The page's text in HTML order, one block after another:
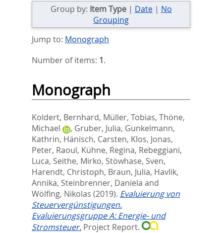
Group by: Item Type| Date| No
Grouping
Jump to: Monograph
Number of items: 1.
Monograph
Koldert, Bernhard, Müller, Tobias, Thöne,
Michael
, Gruber, Julia, Gunkelmann,
Kathrin, Hänisch, Carsten, Klos, Jonas,
Peter, Raoul, Kühne, Regina, Rebeggiani,
Luca, Seithe, Mirko, Stöwhase, Sven,
Harendt, Christoph, Braun, Julia, Havlik,
Annika, Steinbrenner, Daniela and
Wölfing, Nikolas (2019). Evaluierung von
Steuervergünstigungen.
Evaluierungsgruppe A: Energie‐ und
Stromsteuer. Project Report.